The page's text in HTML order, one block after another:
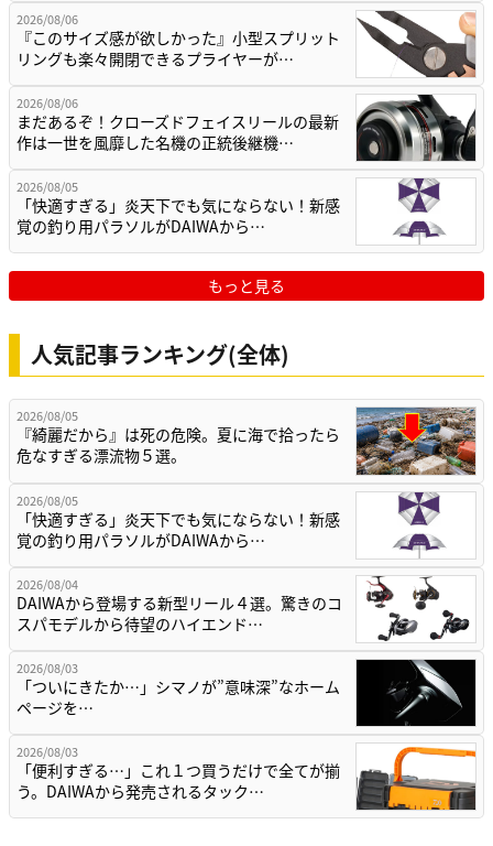
2026/08/06
『このサイズ感が欲しかった』小型スプリット
リングも楽々開閉できるプライヤーが…
2026/08/06
まだあるぞ！クローズドフェイスリールの最新
作は一世を風靡した名機の正統後継機…
2026/08/05
「快適すぎる」炎天下でも気にならない！新感
覚の釣り用パラソルがDAIWAから…
もっと見る
人気記事ランキング(全体)
2026/08/05
『綺麗だから』は死の危険。夏に海で拾ったら
危なすぎる漂流物５選。
2026/08/05
「快適すぎる」炎天下でも気にならない！新感
覚の釣り用パラソルがDAIWAから…
2026/08/04
DAIWAから登場する新型リール４選。驚きのコ
スパモデルから待望のハイエンド…
2026/08/03
「ついにきたか…」シマノが”意味深”なホーム
ページを…
2026/08/03
「便利すぎる…」これ１つ買うだけで全てが揃
う。DAIWAから発売されるタック…